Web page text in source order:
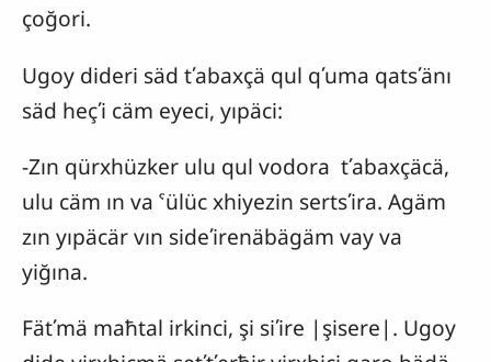
çoğori.
Ugoy dideri säd tʹabaxçä qul qʹuma qatsʹänı
säd heçʹi cäm eyeci, yıpäci:
-Zın qürxhüzker ulu qul vodora tʹabaxçäcä,
ulu cäm ın va ˁülüc xhiyezin sertsʹira. Agäm
zın yıpäcär vın sideʹirenäbägäm vay va
yiğına.
Fätʹmä maħtal irkinci, şi siʹire |şisere|. Ugoy